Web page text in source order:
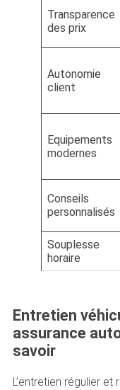
Transparence
des prix
Autonomie
client
Equipements
modernes
Conseils
personnalisés
Souplesse
horaire
Entretien
assurance
savoir
L’entretien régulier et